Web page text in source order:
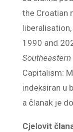
the Croatian
1990 and
Southeastern
Capitalism:
indeksiran u
a članak je
Cjelovit